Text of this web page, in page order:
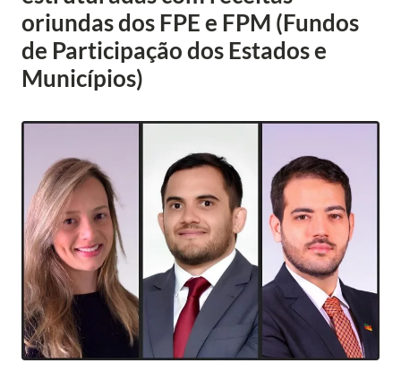
oriundas dos FPE e FPM (Fundos
de Participação dos Estados e
Municípios)